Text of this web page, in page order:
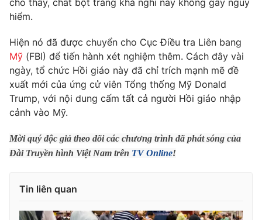
Thị trường
Phim VTV
Hậu trường
Nhân vật
Giải sao mai
Giải trí
Điện ảnh
Âm nhạc
Sao
Đời sống
Làm đẹp
Tuyển sinh
Hitech Công nghệ tương lai
Sản phẩm
Giao lưu trực tuyến
cho thấy, chất bột trắng khả nghi này không gây nguy
hiểm.
Hiện nó đã được chuyển cho Cục Điều tra Liên bang
Mỹ (FBI) để tiến hành xét nghiệm thêm. Cách đây vài
ngày, tổ chức Hồi giáo này đã chỉ trích mạnh mẽ đề
xuất mới của ứng cử viên Tổng thống Mỹ Donald
Trump, với nội dung cấm tất cả người Hồi giáo nhập
cảnh vào Mỹ.
Mời quý độc giả theo dõi các chương trình đã phát sóng của
Đài Truyền hình Việt Nam trên TV Online!
Tin liên quan